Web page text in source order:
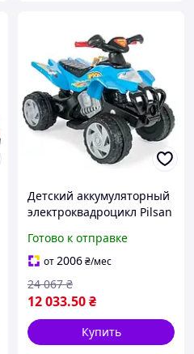
Детский аккумуляторный
электроквадроцикл Pilsan
подвижный руль,
передний бампер
Готово к отправке
от2006₴/мес
12 033.50₴
24 067 ₴
Купить